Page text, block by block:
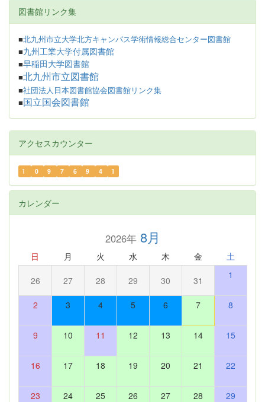
図書館リンク集
■北九州市立大学北方キャンパス学術情報総合センター図書館
■九州工業大学付属図書館
■早稲田大学図書館
■北九州市立図書館
■社団法人日本図書館協会図書館リンク集
■ 国立国会図書館
アクセスカウンター
1 0 9 7 6 9 4 1
カレンダー
2026年8月
日 月 火 水 木 金 土
26 27 28 29 30 31 1
2 3 4 5 6 7 8
9 10 11 12 13 14 15
16 17 18 19 20 21 22
23 24 25 26 27 28 29